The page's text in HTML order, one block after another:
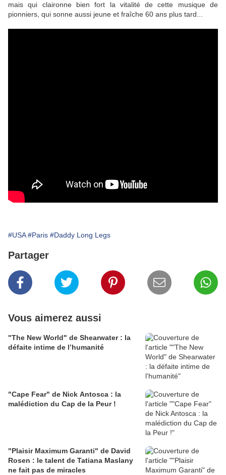
mais qui claironne bien fort la vitalité de cette musique de
pionniers, qui sonne aussi jeune et fraîche 60 ans plus tard...
#USA #Paris #Daddy Long Legs
Partager
Vous aimerez aussi
"The New World" de Shearwater : la
défaite intime de l’humanité
"Cape Fear" de Nick Antosca : la
malédiction du Cap de la Peur !
"Plaisir Maximum Garanti" de David
Rosen : le talent de Tatiana Maslany
ne fait pas de miracles